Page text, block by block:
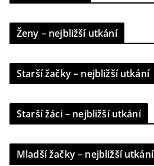
Ženy – nejbližší utkání
Starší žačky – nejbližší utkání
Starší žáci – nejbližší utkání
Mladší žačky – nejbližší utkání